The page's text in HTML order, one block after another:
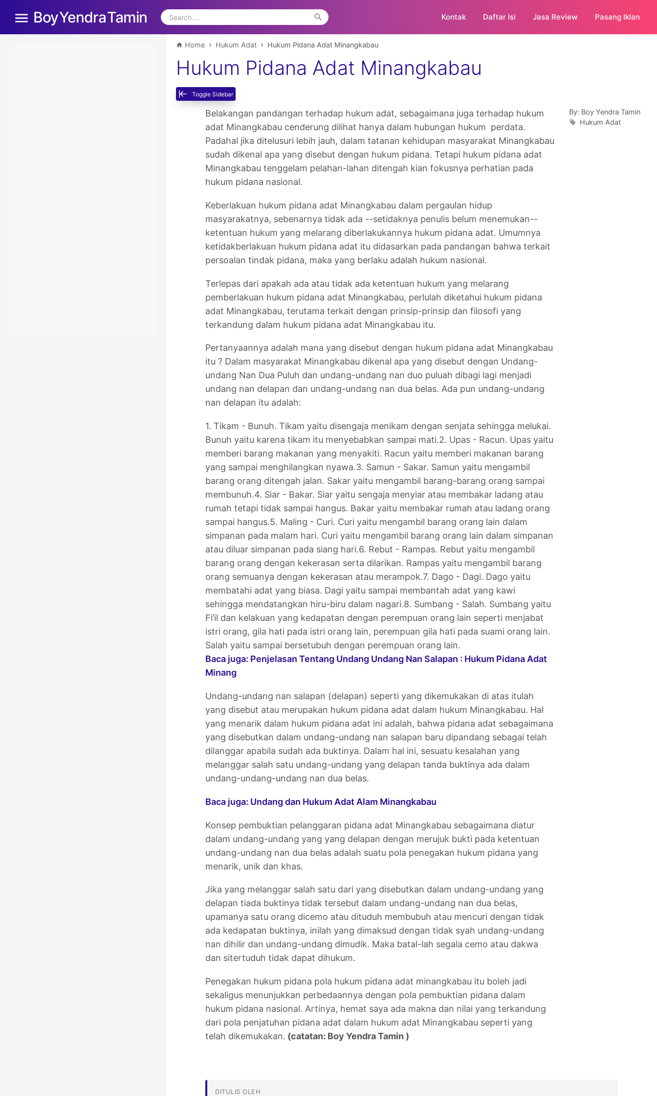
Boy Yendra Tamin Kontak Daftar Isi Jasa Review Pasang Iklan
Home Hukum Adat Hukum Pidana Adat Minangkabau
Hukum Pidana Adat Minangkabau
Toggle Sidebar
Belakangan pandangan terhadap hukum adat, sebagaimana juga terhadap hukum
adat Minangkabau cenderung dilihat hanya dalam hubungan hukum perdata.
Padahal jika ditelusuri lebih jauh, dalam tatanan kehidupan masyarakat Minangkabau
sudah dikenal apa yang disebut dengan hukum pidana. Tetapi hukum pidana adat
Minangkabau tenggelam pelahan-lahan ditengah kian fokusnya perhatian pada
hukum pidana nasional.
Keberlakuan hukum pidana adat Minangkabau dalam pergaulan hidup
masyarakatnya, sebenarnya tidak ada --setidaknya penulis belum menemukan--
ketentuan hukum yang melarang diberlakukannya hukum pidana adat. Umumnya
ketidakberlakuan hukum pidana adat itu didasarkan pada pandangan bahwa terkait
persoalan tindak pidana, maka yang berlaku adalah hukum nasional.
Terlepas dari apakah ada atau tidak ada ketentuan hukum yang melarang
pemberlakuan hukum pidana adat Minangkabau, perlulah diketahui hukum pidana
adat Minangkabau, terutama terkait dengan prinsip-prinsip dan filosofi yang
terkandung dalam hukum pidana adat Minangkabau itu.
Pertanyaannya adalah mana yang disebut dengan hukum pidana adat Minangkabau
itu ? Dalam masyarakat Minangkabau dikenal apa yang disebut dengan Undang-
undang Nan Dua Puluh dan undang-undang nan duo puluah dibagi lagi menjadi
undang nan delapan dan undang-undang nan dua belas. Ada pun undang-undang
nan delapan itu adalah:
1. Tikam - Bunuh. Tikam yaitu disengaja menikam dengan senjata sehingga melukai.
Bunuh yaitu karena tikam itu menyebabkan sampai mati.2. Upas - Racun. Upas yaitu
memberi barang makanan yang menyakiti. Racun yaitu memberi makanan barang
yang sampai menghilangkan nyawa.3. Samun - Sakar. Samun yaitu mengambil
barang orang ditengah jalan. Sakar yaitu mengambil barang-barang orang sampai
membunuh.4. Siar - Bakar. Siar yaitu sengaja menyiar atau membakar ladang atau
rumah tetapi tidak sampai hangus. Bakar yaitu membakar rumah atau ladang orang
sampai hangus.5. Maling - Curi. Curi yaitu mengambil barang orang lain dalam
simpanan pada malam hari. Curi yaitu mengambil barang orang lain dalam simpanan
atau diluar simpanan pada siang hari.6. Rebut - Rampas. Rebut yaitu mengambil
barang orang dengan kekerasan serta dilarikan. Rampas yaitu mengambil barang
orang semuanya dengan kekerasan atau merampok.7. Dago - Dagi. Dago yaitu
membatahi adat yang biasa. Dagi yaitu sampai membantah adat yang kawi
sehingga mendatangkan hiru-biru dalam nagari.8. Sumbang - Salah. Sumbang yaitu
Fi’il dan kelakuan yang kedapatan dengan perempuan orang lain seperti menjabat
istri orang, gila hati pada istri orang lain, perempuan gila hati pada suami orang lain.
Salah yaitu sampai bersetubuh dengan perempuan orang lain.
Baca juga: Penjelasan Tentang Undang Undang Nan Salapan : Hukum Pidana Adat
Minang
Undang-undang nan salapan (delapan) seperti yang dikemukakan di atas itulah
yang disebut atau merupakan hukum pidana adat dalam hukum Minangkabau. Hal
yang menarik dalam hukum pidana adat ini adalah, bahwa pidana adat sebagaimana
yang disebutkan dalam undang-undang nan salapan baru dipandang sebagai telah
dilanggar apabila sudah ada buktinya. Dalam hal ini, sesuatu kesalahan yang
melanggar salah satu undang-undang yang delapan tanda buktinya ada dalam
undang-undang-undang nan dua belas.
Baca juga: Undang dan Hukum Adat Alam Minangkabau
Konsep pembuktian pelanggaran pidana adat Minangkabau sebagaimana diatur
dalam undang-undang yang yang delapan dengan merujuk bukti pada ketentuan
undang-undang nan dua belas adalah suatu pola penegakan hukum pidana yang
menarik, unik dan khas.
Jika yang melanggar salah satu dari yang disebutkan dalam undang-undang yang
delapan tiada buktinya tidak tersebut dalam undang-undang nan dua belas,
upamanya satu orang dicemo atau dituduh membubuh atau mencuri dengan tidak
ada kedapatan buktinya, inilah yang dimaksud dengan tidak syah undang-undang
nan dihilir dan undang-undang dimudik. Maka batal-lah segala cemo atau dakwa
dan sitertuduh tidak dapat dihukum.
Penegakan hukum pidana pola hukum pidana adat minangkabau itu boleh jadi
sekaligus menunjukkan perbedaannya dengan pola pembuktian pidana dalam
hukum pidana nasional. Artinya, hemat saya ada makna dan nilai yang terkandung
dari pola penjatuhan pidana adat dalam hukum adat Minangkabau seperti yang
telah dikemukakan. (catatan: Boy Yendra Tamin )
By: Boy Yendra Tamin
Hukum Adat
DITULIS OLEH